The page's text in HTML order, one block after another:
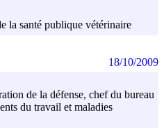
la santé publique vétérinaire
de la défense, chef du bureau
du travail et maladies
18/10/2009